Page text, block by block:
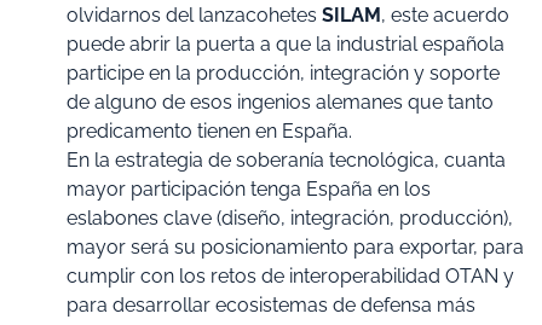
olvidarnos del lanzacohetes SILAM , este acuerdo
puede abrir la puerta a que la industrial española
participe en la producción, integración y soporte
de alguno de esos ingenios alemanes que tanto
predicamento tienen en España.
En la estrategia de soberanía tecnológica, cuanta
mayor participación tenga España en los
eslabones clave (diseño, integración, producción),
mayor será su posicionamiento para exportar, para
cumplir con los retos de interoperabilidad OTAN y
para desarrollar ecosistemas de defensa más